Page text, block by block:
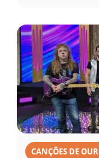
CANÇÕES DE